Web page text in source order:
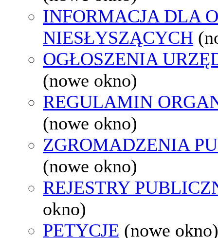
INFORMACJA DLA
NIESŁYSZĄCYCH
OGŁOSZENIA
(nowe okno)
REGULAMIN
(nowe okno)
ZGROMADZENIA
(nowe okno)
REJESTRY
okno)
PETYCJE (nowe okno)